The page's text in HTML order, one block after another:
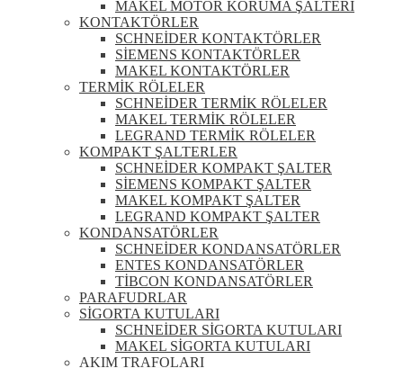
MAKEL MOTOR KORUMA ŞALTERİ
KONTAKTÖRLER
SCHNEİDER KONTAKTÖRLER
SİEMENS KONTAKTÖRLER
MAKEL KONTAKTÖRLER
TERMİK RÖLELER
SCHNEİDER TERMİK RÖLELER
MAKEL TERMİK RÖLELER
LEGRAND TERMİK RÖLELER
KOMPAKT ŞALTERLER
SCHNEİDER KOMPAKT ŞALTER
SİEMENS KOMPAKT ŞALTER
MAKEL KOMPAKT ŞALTER
LEGRAND KOMPAKT ŞALTER
KONDANSATÖRLER
SCHNEİDER KONDANSATÖRLER
ENTES KONDANSATÖRLER
TİBCON KONDANSATÖRLER
PARAFUDRLAR
SİGORTA KUTULARI
SCHNEİDER SİGORTA KUTULARI
MAKEL SİGORTA KUTULARI
AKIM TRAFOLARI